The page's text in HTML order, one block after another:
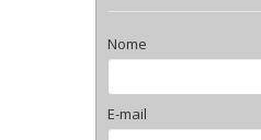
Nome
E-mail